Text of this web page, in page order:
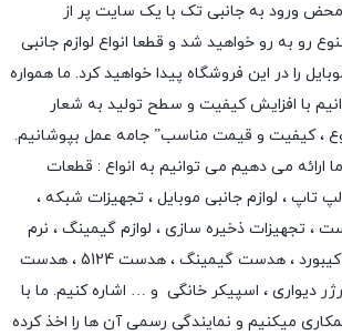
محض ورود به جانبی تک با یک سایت پر از
رو به رو خواهید شد و قطعا انواع لوازم جانبی
را در این فروشگاه پیدا خواهید کرد. ما همواره
با افزایش کیفیت و سطح تولید به شعار
، کیفیت و قیمت مناسب” جامه عمل بپوشانیم.
ارائه می دهیم می توانیم به انواع : قطعات
لپ تاپ ، لوازم جانبی موبایل ، تجهیزات شبکه ،
، تجهیزات ذخیره سازی ، لوازم گیمینگ ، نرم
کیبورد ، هدست گیمینگ
، هدست 5124 ، هدست
دیواری ، اسپیکر خانگی و … اشاره کنیم. ما با
میکنیم و نمایندگی رسمی آن ها را اخذ کرده